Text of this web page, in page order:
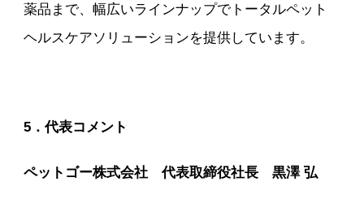
薬品まで、幅広いラインナップでトータルペット
ヘルスケアソリューションを提供しています。
5．代表コメント
ペットゴー株式会社 代表取締役社長 黒澤 弘